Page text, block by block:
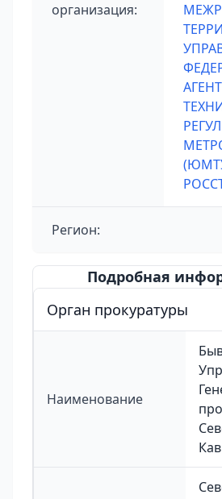
организация:
Регион:
Подробная
Орган прокуратуры
Наименование